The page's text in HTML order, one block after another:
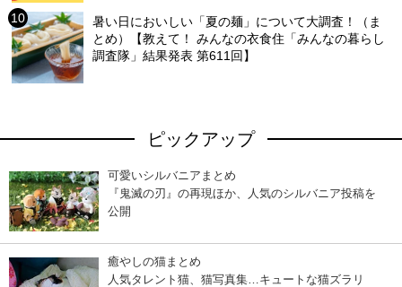
暑い日においしい「夏の麺」について大調査！（ま
とめ）【教えて！ みんなの衣食住「みんなの暮らし
調査隊」結果発表 第611回】
ピックアップ
可愛いシルバニアまとめ
『鬼滅の刃』の再現ほか、人気のシルバニア投稿を
公開
癒やしの猫まとめ
人気タレント猫、猫写真集…キュートな猫ズラリ